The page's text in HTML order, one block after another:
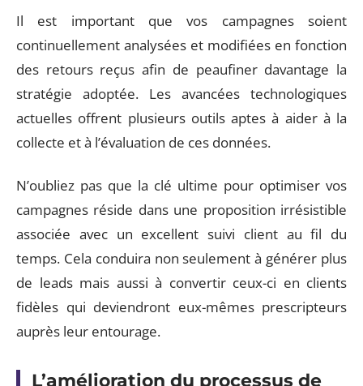
Il est important que vos campagnes soient
continuellement analysées et modifiées en fonction
des retours reçus afin de peaufiner davantage la
stratégie adoptée. Les avancées technologiques
actuelles offrent plusieurs outils aptes à aider à la
collecte et à l’évaluation de ces données.
N’oubliez pas que la clé ultime pour optimiser vos
campagnes réside dans une proposition irrésistible
associée avec un excellent suivi client au fil du
temps. Cela conduira non seulement à générer plus
de leads mais aussi à convertir ceux-ci en clients
fidèles qui deviendront eux-mêmes prescripteurs
auprès leur entourage.
L’amélioration du processus de